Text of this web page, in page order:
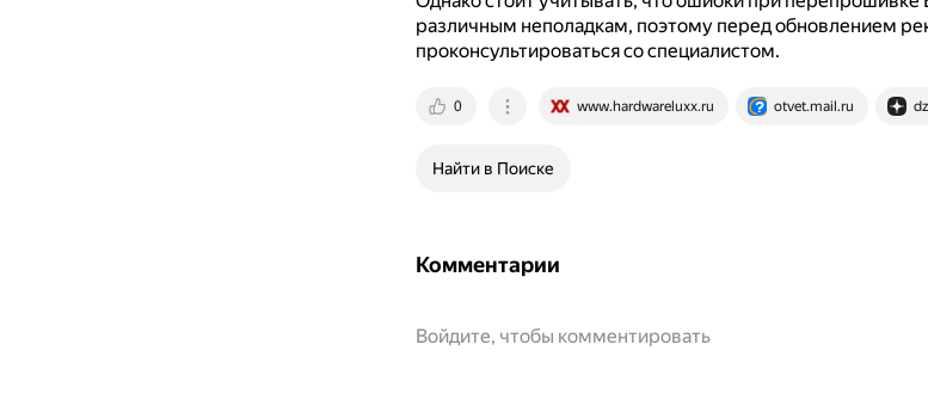
различным неполадкам, поэтому перед обновлением
проконсультироваться со специалистом.
0 www.hardwareluxx.ru otvet.mail.ru
Найти в Поиске
Комментарии
Войдите, чтобы комментировать